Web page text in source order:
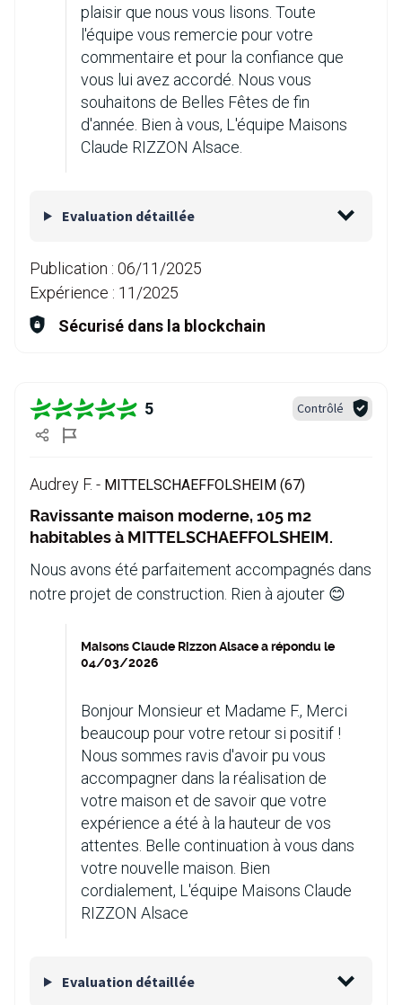
plaisir que nous vous lisons. Toute
l'équipe vous remercie pour votre
commentaire et pour la confiance que
vous lui avez accordé. Nous vous
souhaitons de Belles Fêtes de fin
d'année. Bien à vous, L'équipe Maisons
Claude RIZZON Alsace.
Evaluation détaillée
Publication : 06/11/2025
Expérience : 11/2025
Sécurisé dans la blockchain
5 Contrôlé
Audrey F. - MITTELSCHAEFFOLSHEIM (67)
Ravissante maison moderne, 105 m2
habitables à MITTELSCHAEFFOLSHEIM.
Nous avons été parfaitement accompagnés dans
notre projet de construction. Rien à ajouter 😊
Maisons Claude Rizzon Alsace a répondu le
04/03/2026
Bonjour Monsieur et Madame F., Merci
beaucoup pour votre retour si positif !
Nous sommes ravis d'avoir pu vous
accompagner dans la réalisation de
votre maison et de savoir que votre
expérience a été à la hauteur de vos
attentes. Belle continuation à vous dans
votre nouvelle maison. Bien
cordialement, L'équipe Maisons Claude
RIZZON Alsace
Evaluation détaillée